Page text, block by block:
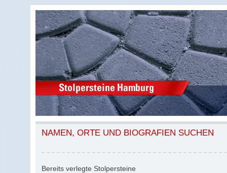
NAMEN, ORTE UND BIOGRAFIEN SUCHEN
Bereits verlegte Stolpersteine